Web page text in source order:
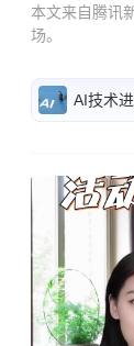
本文来自腾讯
场。
AI技术